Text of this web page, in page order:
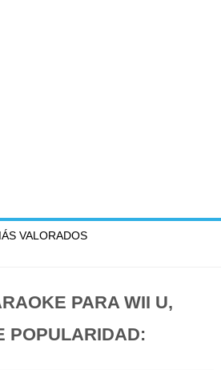
VALORADOS
PARA WII U,
POPULARIDAD: